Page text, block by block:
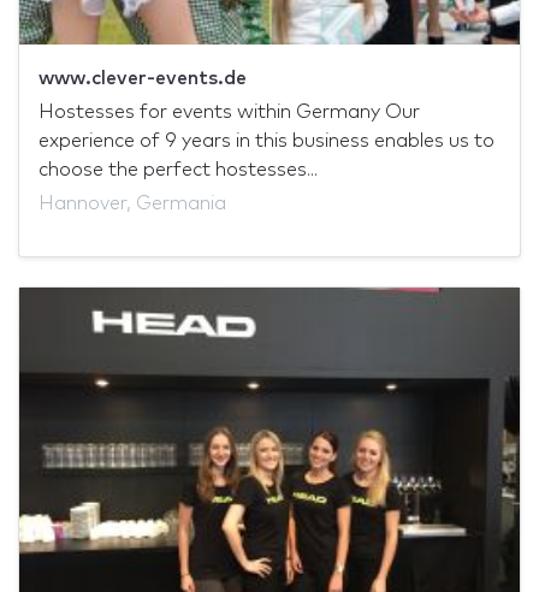
www.clever-events.de
Hostesses for events within Germany Our
experience of 9 years in this business enables us to
choose the perfect hostesses...
Hannover, Germania